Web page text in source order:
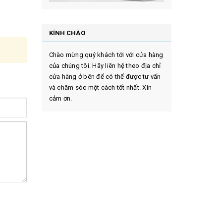
KÍNH CHÀO
Chào mừng quý khách tới với cửa hàng
của chúng tôi. Hãy liên hệ theo địa chỉ
cửa hàng ở bên để có thể được tư vấn
và chăm sóc một cách tốt nhất. Xin
cảm ơn.